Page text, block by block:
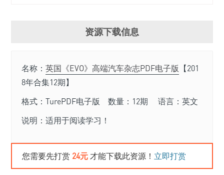
资源下载信息
名称： 英国《EVO》高端汽车杂志PDF电子版 【201
8年合集12期】
格式：TurePDF电子版 数量：12期 语言：英文
说明：适用于阅读学习！
您需要先打赏 24元 才能下载此资源！ 立即打赏